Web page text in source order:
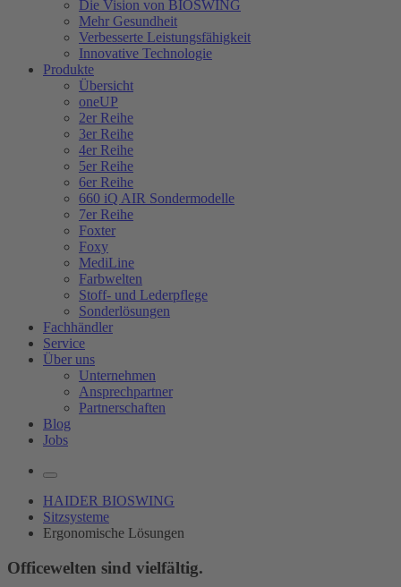
Die Vision von BIOSWING
Mehr Gesundheit
Verbesserte Leistungsfähigkeit
Innovative Technologie
Produkte
Übersicht
oneUP
2er Reihe
3er Reihe
4er Reihe
5er Reihe
6er Reihe
660 iQ AIR Sondermodelle
7er Reihe
Foxter
Foxy
MediLine
Farbwelten
Stoff- und Lederpflege
Sonderlösungen
Fachhändler
Service
Über uns
Unternehmen
Ansprechpartner
Partnerschaften
Blog
Jobs
HAIDER BIOSWING
Sitzsysteme
Ergonomische Lösungen
Officewelten sind vielfältig.